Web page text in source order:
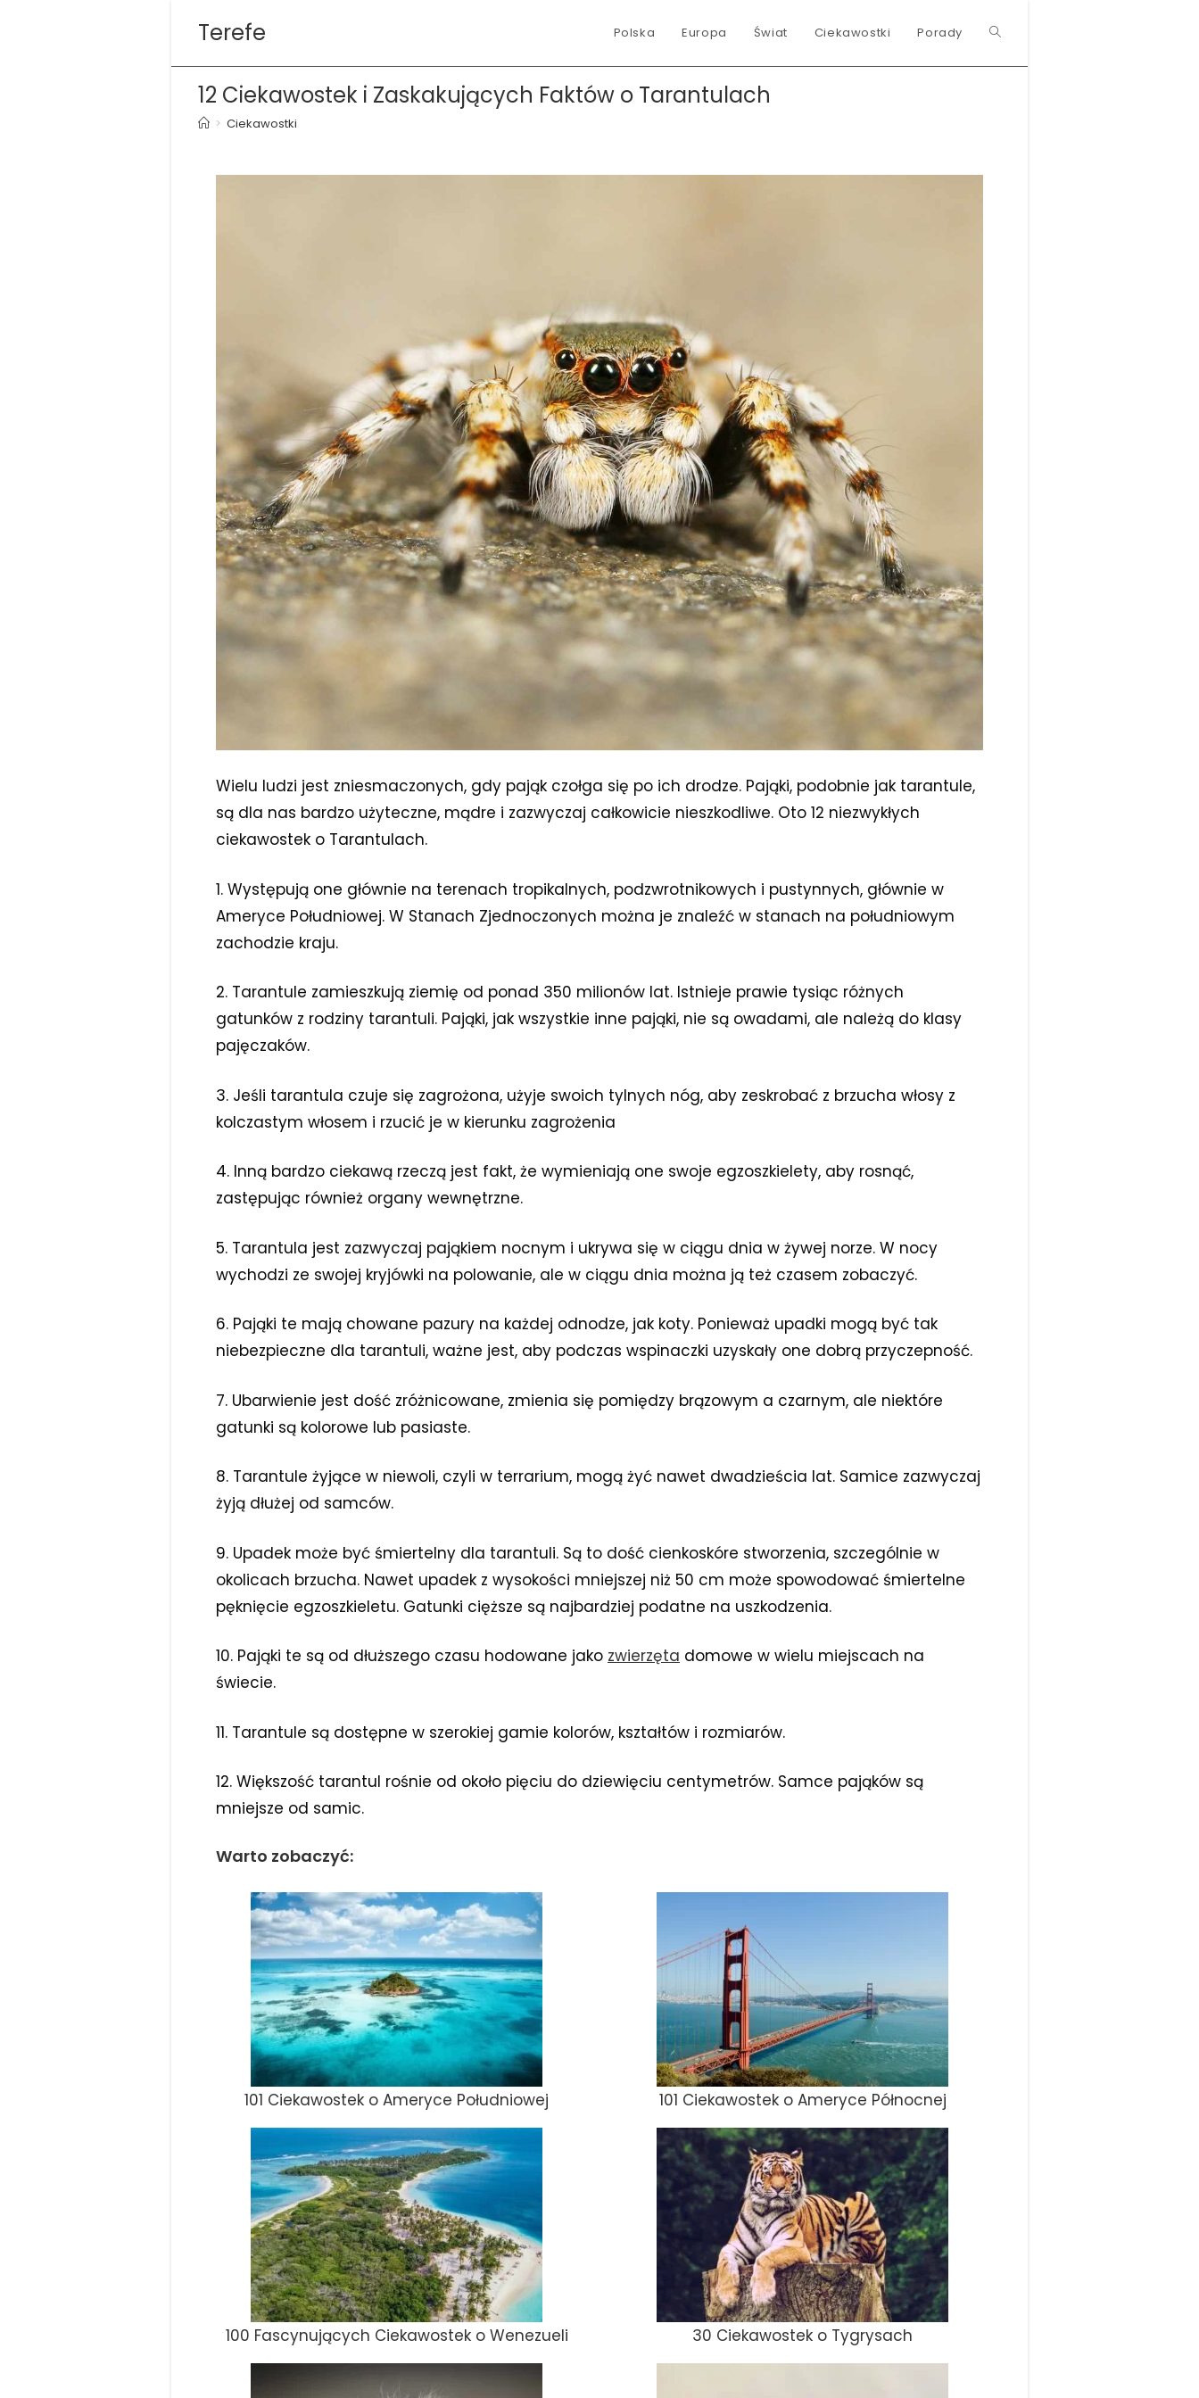
Terefe Polska Europa Świat Ciekawostki Porady Toggle
12 Ciekawostek i Zaskakujących Faktów o Tarantulach
> Ciekawostki
Wielu ludzi jest zniesmaczonych, gdy pająk czołga się po ich drodze. Pająki, podobnie jak tarantule,
są dla nas bardzo użyteczne, mądre i zazwyczaj całkowicie nieszkodliwe. Oto 12 niezwykłych
ciekawostek o Tarantulach.
1. Występują one głównie na terenach tropikalnych, podzwrotnikowych i pustynnych, głównie w
Ameryce Południowej. W Stanach Zjednoczonych można je znaleźć w stanach na południowym
zachodzie kraju.
2. Tarantule zamieszkują ziemię od ponad 350 milionów lat. Istnieje prawie tysiąc różnych
gatunków z rodziny tarantuli. Pająki, jak wszystkie inne pająki, nie są owadami, ale należą do klasy
pajęczaków.
3. Jeśli tarantula czuje się zagrożona, użyje swoich tylnych nóg, aby zeskrobać z brzucha włosy z
kolczastym włosem i rzucić je w kierunku zagrożenia
4. Inną bardzo ciekawą rzeczą jest fakt, że wymieniają one swoje egzoszkielety, aby rosnąć,
zastępując również organy wewnętrzne.
5. Tarantula jest zazwyczaj pająkiem nocnym i ukrywa się w ciągu dnia w żywej norze. W nocy
wychodzi ze swojej kryjówki na polowanie, ale w ciągu dnia można ją też czasem zobaczyć.
6. Pająki te mają chowane pazury na każdej odnodze, jak koty. Ponieważ upadki mogą być tak
niebezpieczne dla tarantuli, ważne jest, aby podczas wspinaczki uzyskały one dobrą przyczepność.
7. Ubarwienie jest dość zróżnicowane, zmienia się pomiędzy brązowym a czarnym, ale niektóre
gatunki są kolorowe lub pasiaste.
8. Tarantule żyjące w niewoli, czyli w terrarium, mogą żyć nawet dwadzieścia lat. Samice zazwyczaj
żyją dłużej od samców.
9. Upadek może być śmiertelny dla tarantuli. Są to dość cienkoskóre stworzenia, szczególnie w
okolicach brzucha. Nawet upadek z wysokości mniejszej niż 50 cm może spowodować śmiertelne
pęknięcie egzoszkieletu. Gatunki cięższe są najbardziej podatne na uszkodzenia.
10. Pająki te są od dłuższego czasu hodowane jako zwierzęta domowe w wielu miejscach na
świecie.
11. Tarantule są dostępne w szerokiej gamie kolorów, kształtów i rozmiarów.
12. Większość tarantul rośnie od około pięciu do dziewięciu centymetrów. Samce pająków są
mniejsze od samic.
Warto zobaczyć:
101 Ciekawostek o Ameryce Południowej 101 Ciekawostek o Ameryce Północnej
100 Fascynujących Ciekawostek o Wenezueli 30 Ciekawostek o Tygrysach